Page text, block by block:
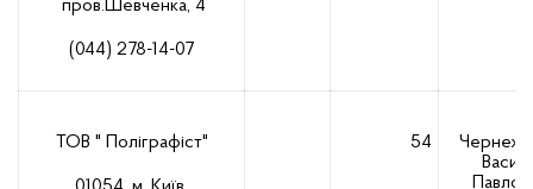
пров.Шевченка, 4
(044) 278-14-07
ТОВ " Поліграфіст" 54